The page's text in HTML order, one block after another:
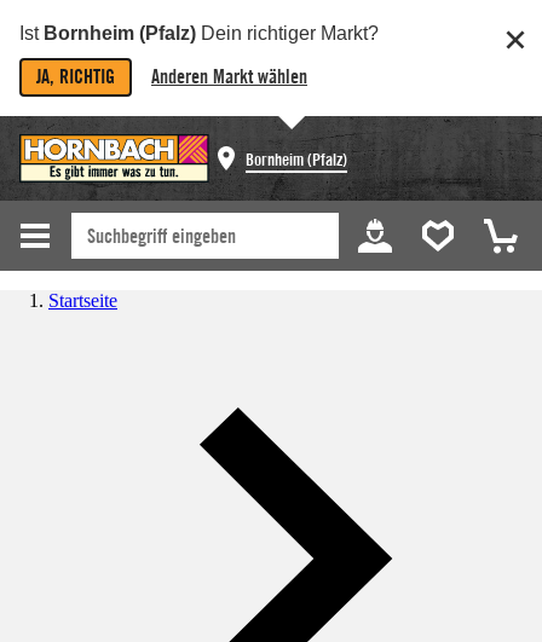
Ist Bornheim (Pfalz) Dein richtiger Markt?
JA, RICHTIG Anderen Markt wählen
Bornheim (Pfalz)
Startseite